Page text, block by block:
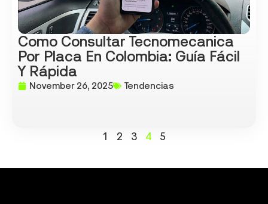
Como Consultar Tecnomecanica
Por Placa En Colombia: Guía Fácil
Y Rápida
November 26, 2025 Tendencias
1 2 3 4 5